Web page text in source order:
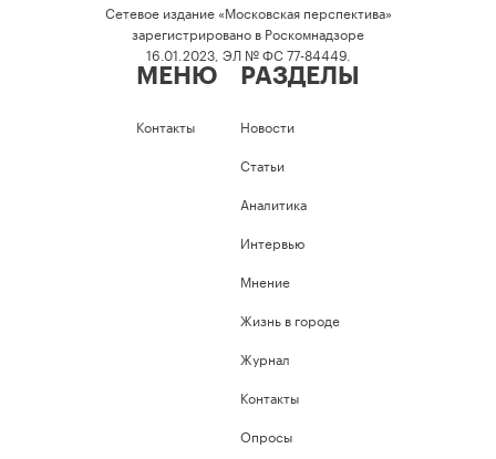
Сетевое издание «Московская перспектива»
зарегистрировано в Роскомнадзоре
16.01.2023, ЭЛ № ФС 77-84449.
МЕНЮ
Контакты
РАЗДЕЛЫ
Новости
Статьи
Аналитика
Интервью
Мнение
Жизнь в городе
Журнал
Контакты
Опросы